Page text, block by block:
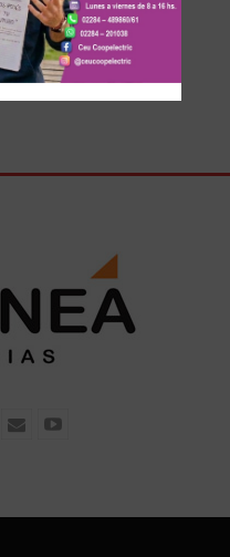
lugares de
visto resentidos
en el interior